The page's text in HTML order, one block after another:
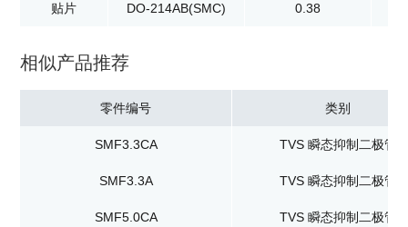
贴片 DO-214AB(SMC) 0.38
相似产品推荐
零件编号 类别
SMF3.3CA TVS 瞬态抑制二极管
SMF3.3A TVS 瞬态抑制二极管
SMF5.0CA TVS 瞬态抑制二极管